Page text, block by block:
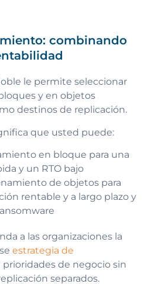
combinando
le permite seleccionar
y en objetos
destinos de replicación.
que usted puede:
en bloque para una
y un RTO bajo
de objetos para
rentable y a largo plazo y
a las organizaciones la
estrategia de
prioridades de negocio sin
separados.